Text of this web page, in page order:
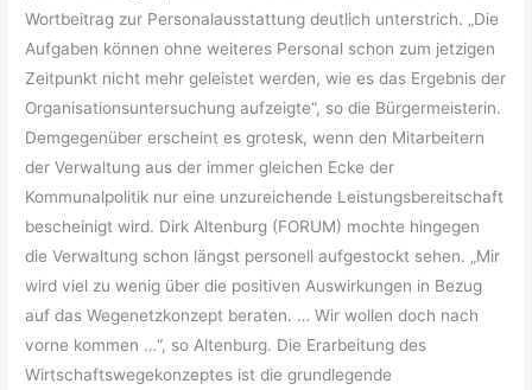
Wortbeitrag zur Personalausstattung deutlich unterstrich. „Die
Aufgaben können ohne weiteres Personal schon zum jetzigen
Zeitpunkt nicht mehr geleistet werden, wie es das Ergebnis der
Organisationsuntersuchung aufzeigte“, so die Bürgermeisterin.
Demgegenüber erscheint es grotesk, wenn den Mitarbeitern
der Verwaltung aus der immer gleichen Ecke der
Kommunalpolitik nur eine unzureichende Leistungsbereitschaft
bescheinigt wird. Dirk Altenburg (FORUM) mochte hingegen
die Verwaltung schon längst personell aufgestockt sehen. „Mir
wird viel zu wenig über die positiven Auswirkungen in Bezug
auf das Wegenetzkonzept beraten. … Wir wollen doch nach
vorne kommen …“, so Altenburg. Die Erarbeitung des
Wirtschaftswegekonzeptes ist die grundlegende